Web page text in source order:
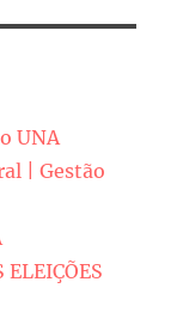
UNA
| Gestão
ELEIÇÕES